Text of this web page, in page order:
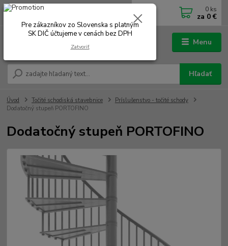
Menu
Hľadať
0902 180 499
0 ks
za 0 €
Úvod Točité schodiská stavebnice
Príslušenstvo - točité schody
Dodatočný stupeň PORTOFINO
Dodatočný stupeň PORTOFINO
Pre zákazníkov zo Slovenska s platným
SK DIČ účtujeme v cenách bez DPH
Zatvoriť